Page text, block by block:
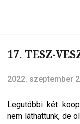
17. TESZ-
2022. szeptember
Legutóbbi két
nem láthattunk, de